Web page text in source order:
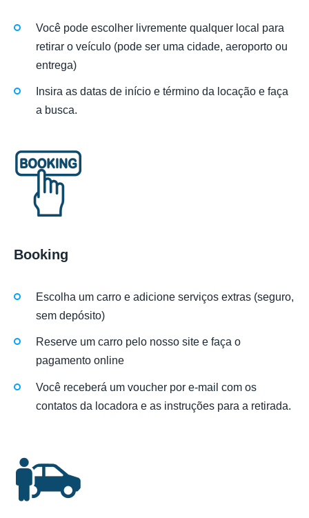
Você pode escolher livremente qualquer local para
retirar o veículo (pode ser uma cidade, aeroporto ou
entrega)
Insira as datas de início e término da locação e faça
a busca.
Booking
Escolha um carro e adicione serviços extras (seguro,
sem depósito)
Reserve um carro pelo nosso site e faça o
pagamento online
Você receberá um voucher por e-mail com os
contatos da locadora e as instruções para a retirada.